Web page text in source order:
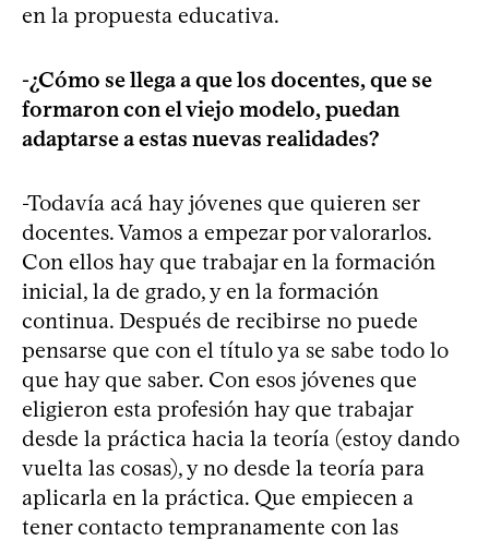
en la propuesta educativa.
-¿Cómo se llega a que los docentes, que se
formaron con el viejo modelo, puedan
adaptarse a estas nuevas realidades?
-Todavía acá hay jóvenes que quieren ser
docentes. Vamos a empezar por valorarlos.
Con ellos hay que trabajar en la formación
inicial, la de grado, y en la formación
continua. Después de recibirse no puede
pensarse que con el título ya se sabe todo lo
que hay que saber. Con esos jóvenes que
eligieron esta profesión hay que trabajar
desde la práctica hacia la teoría (estoy dando
vuelta las cosas), y no desde la teoría para
aplicarla en la práctica. Que empiecen a
tener contacto tempranamente con las